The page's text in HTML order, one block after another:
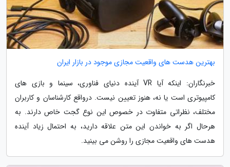
بهترین هدست های واقعیت مجازی موجود در بازار ایران
خبرنگاران: اینکه آیا VR آینده دنیای فناوری، سینما و بازی های
کامپیوتری است یا نه، هنوز تعیین نیست. درواقع کارشناسان و کاربران
مختلف، نظراتی متفاوت در خصوص این نوع گجت خاص دارند. به
هرحال اگر به خواندن این متن علاقه دارید، به احتمال زیاد آینده
هدست های واقعیت مجازی را روشن می بینید.